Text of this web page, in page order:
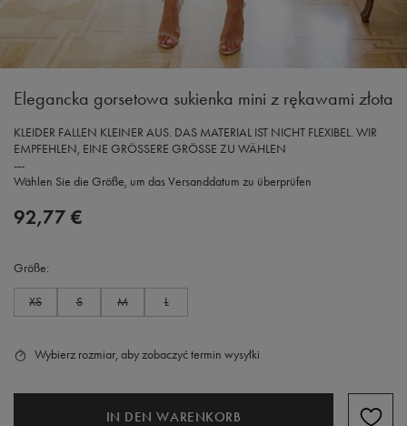
Elegancka gorsetowa sukienka mini z rękawami złota
KLEIDER FALLEN KLEINER AUS. DAS MATERIAL IST NICHT FLEXIBEL. WIR
EMPFEHLEN, EINE GRÖSSERE GRÖSSE ZU WÄHLEN
---
Wählen Sie die Größe, um das Versanddatum zu überprüfen
Größe
XS S M L
92,77 €
Wybierz rozmiar, aby zobaczyć termin wysyłki
IN DEN WARENKORB